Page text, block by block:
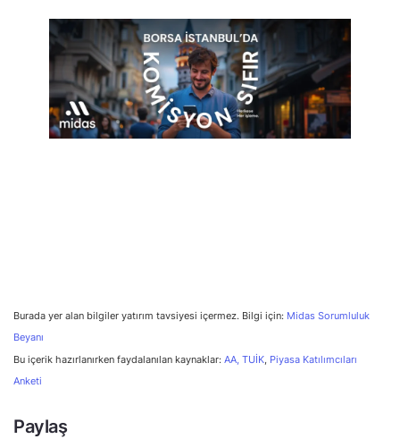
Burada yer alan bilgiler yatırım tavsiyesi içermez. Bilgi için: Midas Sorumluluk
Beyanı
Bu içerik hazırlanırken faydalanılan kaynaklar: AA, TUİK, Piyasa Katılımcıları
Anketi
Paylaş